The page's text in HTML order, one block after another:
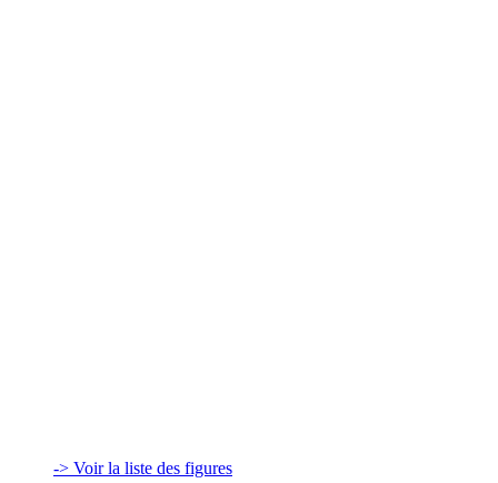
-> Voir la liste des figures